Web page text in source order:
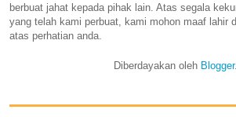
berbuat jahat kepada pihak lain. Atas segala
yang telah kami perbuat, kami mohon maaf lahir
atas perhatian anda.
Diberdayakan oleh Blogger.